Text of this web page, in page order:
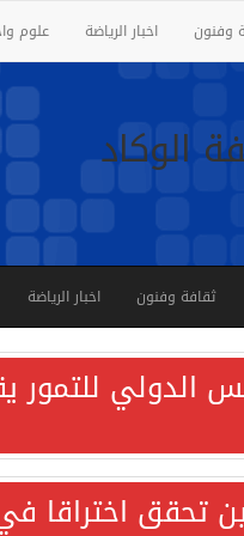
وفنون اخبار الرياضة علوم
الوكاد
ثقافة وفنون اخبار الرياضة
الدولي للتمور
تحقق اختراقا في